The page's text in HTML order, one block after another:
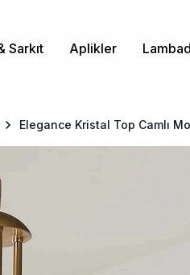
Sarkıt Aplikler
Elegance Kristal Top Camlı